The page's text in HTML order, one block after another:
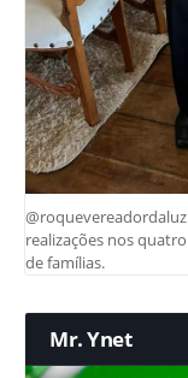
realizações nos
de famílias.
Mr. Ynet